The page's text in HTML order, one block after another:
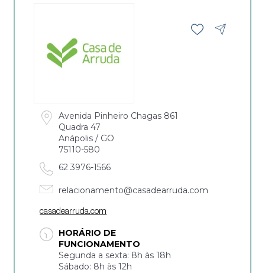
Avenida Pinheiro Chagas 861
Quadra 47
Anápolis / GO
75110-580
62 3976-1566
relacionamento@casadearruda.com
casadearruda.com
HORÁRIO DE
FUNCIONAMENTO
Segunda a sexta: 8h às 18h
Sábado: 8h às 12h